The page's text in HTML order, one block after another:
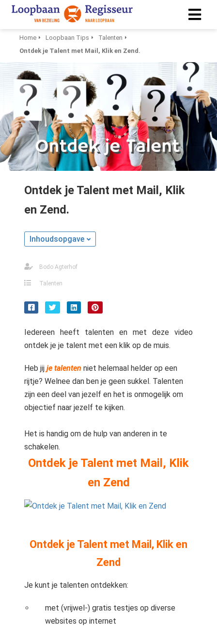
Home Loopbaan Tips
Talenten
Ontdek je Talent met Mail, Klik en Zend.
Ontdek je Talent met Mail, Klik
en Zend.
Inhoudsopgave
Bodo Agterhof
Talenten
Iedereen heeft talenten en met deze video
ontdek je je talent met een klik op de muis.
Heb jij je talenten niet helemaal helder op een
rijtje? Welnee dan ben je geen sukkel. Talenten
zijn een deel van jezelf en het is onmogelijk om
objectief naar jezelf te kijken.
Het is handig om de hulp van anderen in te
schakelen.
Ontdek je Talent met Mail, Klik
en Zend
Ontdek je Talent met Mail, Klik en
Zend
Je kunt je talenten ontdekken:
met (vrijwel-) gratis testjes op diverse
websites op internet
zijn
om
te
gebruikt
deze
te
website-